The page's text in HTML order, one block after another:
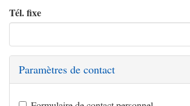
Tél. fixe
Paramètres de contact